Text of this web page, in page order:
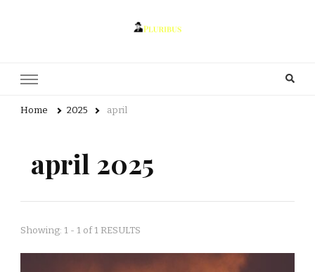
Home 2025 april
april 2025
Showing: 1 - 1 of 1 RESULTS